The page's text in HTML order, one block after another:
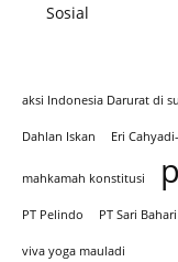
Sosial
aksi Indonesia Darurat di
Dahlan Iskan Eri
mahkamah konstitusi
PT Pelindo PT Sari Bahari
viva yoga mauladi